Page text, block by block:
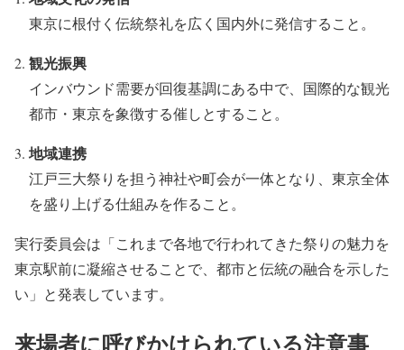
東京に根付く伝統祭礼を広く国内外に発信すること。
観光振興
インバウンド需要が回復基調にある中で、国際的な観光
都市・東京を象徴する催しとすること。
地域連携
江戸三大祭りを担う神社や町会が一体となり、東京全体
を盛り上げる仕組みを作ること。
実行委員会は「これまで各地で行われてきた祭りの魅力を
東京駅前に凝縮させることで、都市と伝統の融合を示した
い」と発表しています。
来場者に呼びかけられている注意事